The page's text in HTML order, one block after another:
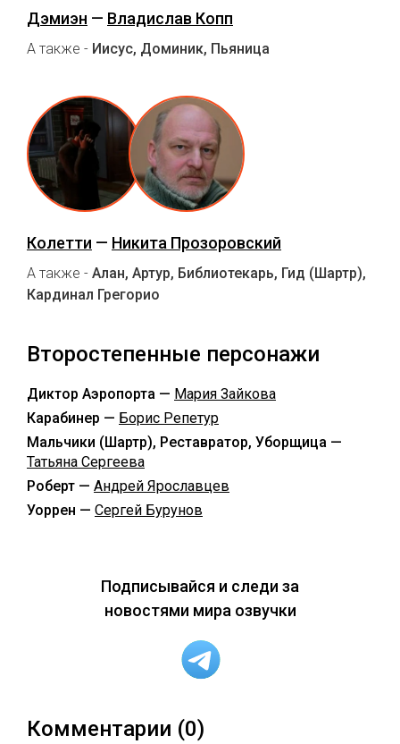
Дэмиэн — Владислав Копп
А также - Иисус, Доминик, Пьяница
Колетти — Никита Прозоровский
А также - Алан, Артур, Библиотекарь, Гид (Шартр),
Кардинал Грегорио
Второстепенные персонажи
Диктор Аэропорта — Мария Зайкова
Карабинер — Борис Репетур
Мальчики (Шартр), Реставратор, Уборщица —
Татьяна Сергеева
Роберт — Андрей Ярославцев
Уоррен — Сергей Бурунов
Подписывайся и следи за
новостями мира озвучки
Комментарии (0)